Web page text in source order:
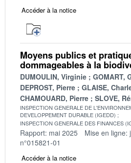
Accéder à la notice
Moyens publics et
dommageables à la
DUMOULIN, Virginie
GOMART,
DEPROST, Pierre
GLAISE,
CHAMOUARD, Pierre
SLOVE,
INSPECTION GENERALE DE
DEVELOPPEMENT DURABLE (IGEDD)
INSPECTION GENERALE DES FINANCES
Rapport: mai 2025 Mise en ligne:
n°015821-01
Accéder à la notice